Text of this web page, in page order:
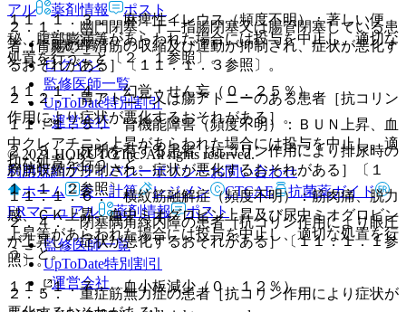
２．１． 幽門閉塞、十二指腸閉塞又は腸管閉塞している患
者［胃腸の平滑筋の収縮及び運動が抑制され、症状が悪化す
るおそれがある］〔１１．１．３参照〕。
２．２． 胃アトニー又は腸アトニーのある患者［抗コリン
作用により症状が悪化するおそれがある］。
２．３． 尿閉を有する患者［抗コリン作用により排尿時の
膀胱収縮が抑制され、症状が悪化するおそれがある］〔１
１．１．２参照〕。
２．４． 閉塞隅角緑内障の患者［抗コリン作用により眼圧
が上昇し、症状が悪化するおそれがある］〔１１．１．１参
照〕。
２．５． 重症筋無力症の患者［抗コリン作用により症状が
１１．１．３． 麻痺性イレウス（頻度不明）：著しい便
秘、腹部膨満等があらわれた場合には投与を中止し、適切な
処置を行うこと〔２．１参照〕。
１１．１．４． 幻覚・せん妄（０．２５％）。
１１．１．５． 腎機能障害（頻度不明）：ＢＵＮ上昇、血
中クレアチニン上昇があらわれた場合には投与を中止し、適
切な処置を行うこと。
１１．１．６． 横紋筋融解症（頻度不明）：筋肉痛、脱力
感、ＣＫ上昇、血中ミオグロビン上昇及び尿中ミオグロビン
上昇等があらわれた場合には投与を中止し、適切な処置を行
うこと。
１１．１．７． 血小板減少（０．１２％）。
アル
薬剤情報 ポスト
新規登録
ログイン
監修医師一覧
UpToDate特別割引
運営会社
© 2021 HOKUTO Inc. All rights reserved.
利用規約プライバシーポリシーお問い合わせ
ホーム
表・計算 レジメン CTCAE
抗菌薬ガイド
ERマニュアル
薬剤情報 ポスト
監修医師一覧
UpToDate特別割引
運営会社